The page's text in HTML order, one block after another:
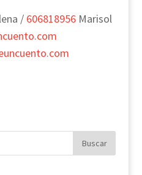
/ 606818956 Marisol